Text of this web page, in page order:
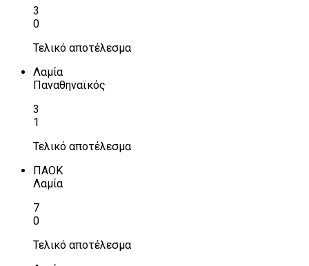
3
0
Τελικό αποτέλεσμα
Λαμία
Παναθηναϊκός
3
1
Τελικό αποτέλεσμα
ΠΑΟΚ
Λαμία
7
0
Τελικό αποτέλεσμα